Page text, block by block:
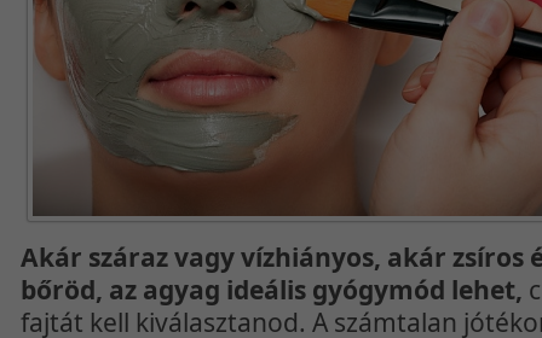
Akár száraz vagy vízhiányos, akár zsíros
bőröd, az agyag ideális gyógymód lehet,
fajtát kell kiválasztanod. A számtalan